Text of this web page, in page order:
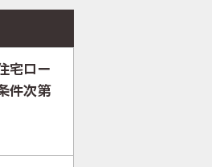
宅ロー
件次第